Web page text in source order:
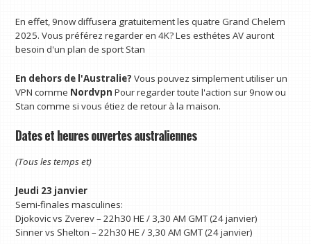
En effet, 9now diffusera gratuitement les quatre Grand Chelem
2025. Vous préférez regarder en 4K? Les esthétes AV auront
besoin d'un plan de sport Stan
En dehors de l'Australie? Vous pouvez simplement utiliser un
VPN comme Nordvpn Pour regarder toute l'action sur 9now ou
Stan comme si vous étiez de retour à la maison.
Dates et heures ouvertes australiennes
(Tous les temps et)
Jeudi 23 janvier
Semi-finales masculines:
Djokovic vs Zverev – 22h30 HE / 3,30 AM GMT (24 janvier)
Sinner vs Shelton – 22h30 HE / 3,30 AM GMT (24 janvier)